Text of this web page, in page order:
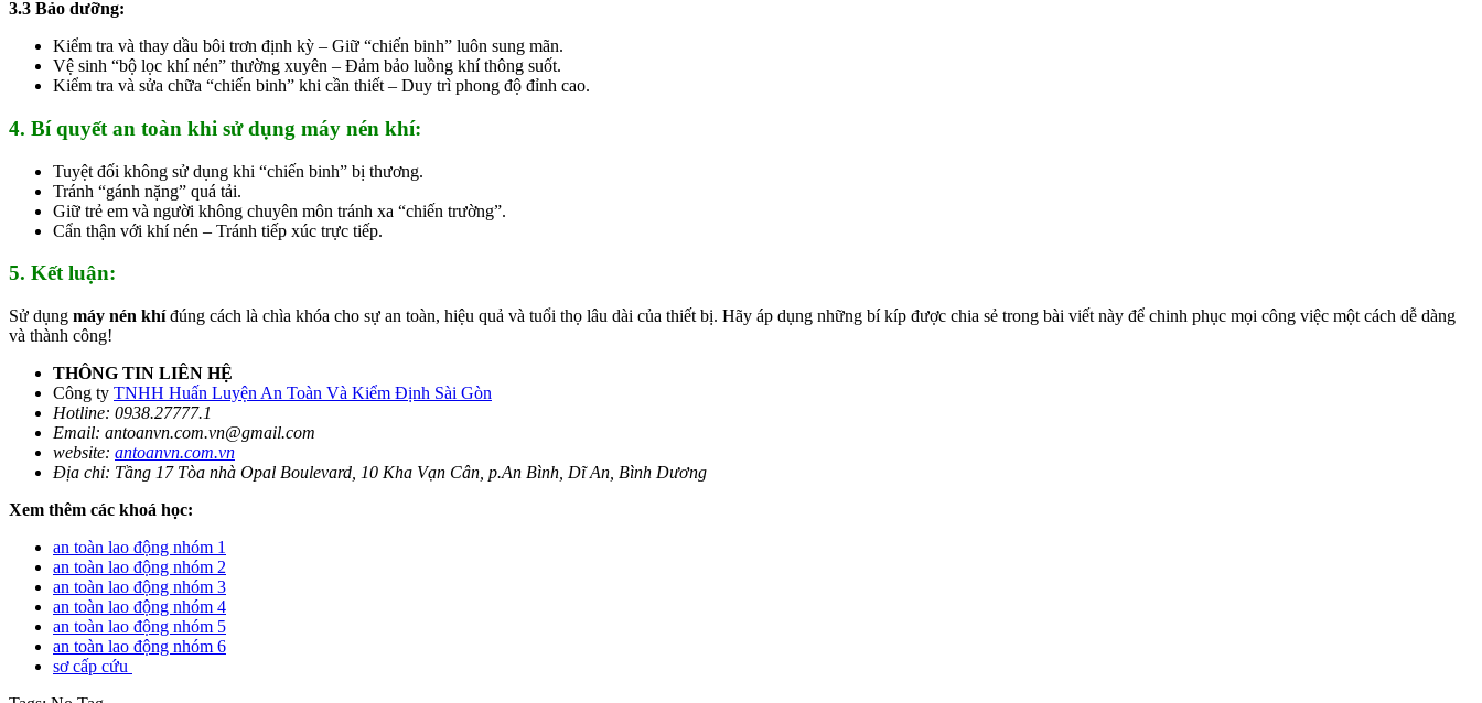
3.3 Bảo dưỡng:
Kiểm tra và thay dầu bôi trơn định kỳ – Giữ “chiến binh” luôn sung mãn.
Vệ sinh “bộ lọc khí nén” thường xuyên – Đảm bảo luồng khí thông suốt.
Kiểm tra và sửa chữa “chiến binh” khi cần thiết – Duy trì phong độ đỉnh cao.
4. Bí quyết an toàn khi sử dụng máy nén khí:
Tuyệt đối không sử dụng khi “chiến binh” bị thương.
Tránh “gánh nặng” quá tải.
Giữ trẻ em và người không chuyên môn tránh xa “chiến trường”.
Cẩn thận với khí nén – Tránh tiếp xúc trực tiếp.
5. Kết luận:
Sử dụng máy nén khíđúng cách là chìa khóa cho sự an toàn, hiệu quả và tuổi thọ lâu dài của thiết bị. Hãy áp dụng những bí kíp được chia sẻ trong bài viết này để chinh phục mọi công việc một cách dễ dàng
và thành công!
THÔNG TIN LIÊN HỆ
Công ty TNHH Huấn Luyện An Toàn Và Kiểm Định Sài Gòn
Hotline: 0938.27777.1
Email: antoanvn.com.vn@gmail.com
website: antoanvn.com.vn
Địa chỉ: Tầng 17 Tòa nhà Opal Boulevard, 10 Kha Vạn Cân, p.An Bình, Dĩ An, Bình Dương
Xem thêm các khoá học:
an toàn lao động nhóm 1
an toàn lao động nhóm 2
an toàn lao động nhóm 3
an toàn lao động nhóm 4
an toàn lao động nhóm 5
an toàn lao động nhóm 6
sơ cấp cứu